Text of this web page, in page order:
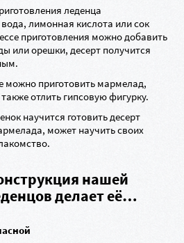
леденца
лимонная кислота или сок
приготовления можно добавить
или орешки, десерт получится
можно приготовить мармелад,
отлить гипсовую фигурку.
научится готовить десерт
может научить своих
нашей
делает её…